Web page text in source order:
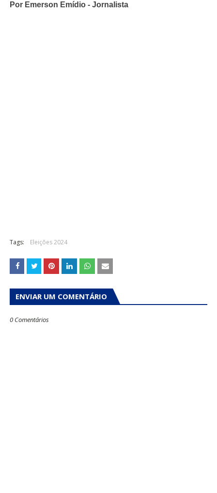
Por Emerson Emídio - Jornalista
Tags: Eleições 2024
ENVIAR UM COMENTÁRIO
0 Comentários